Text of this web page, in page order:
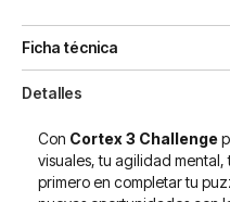
Ficha técnica
Detalles
Con Cortex 3 Challenge
visuales, tu agilidad
primero en completar tu